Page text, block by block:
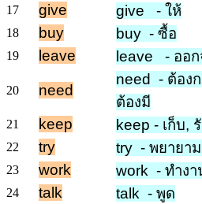
17
give give - ให้
18
buy buy - ซื้อ
19
leave leave - ออก
20 need
need - ต้อง
ต้องมี
21 keep keep - เก็บ,
22
try try - พยายาม
23
work work - ทำงา
24
talk talk - พูด